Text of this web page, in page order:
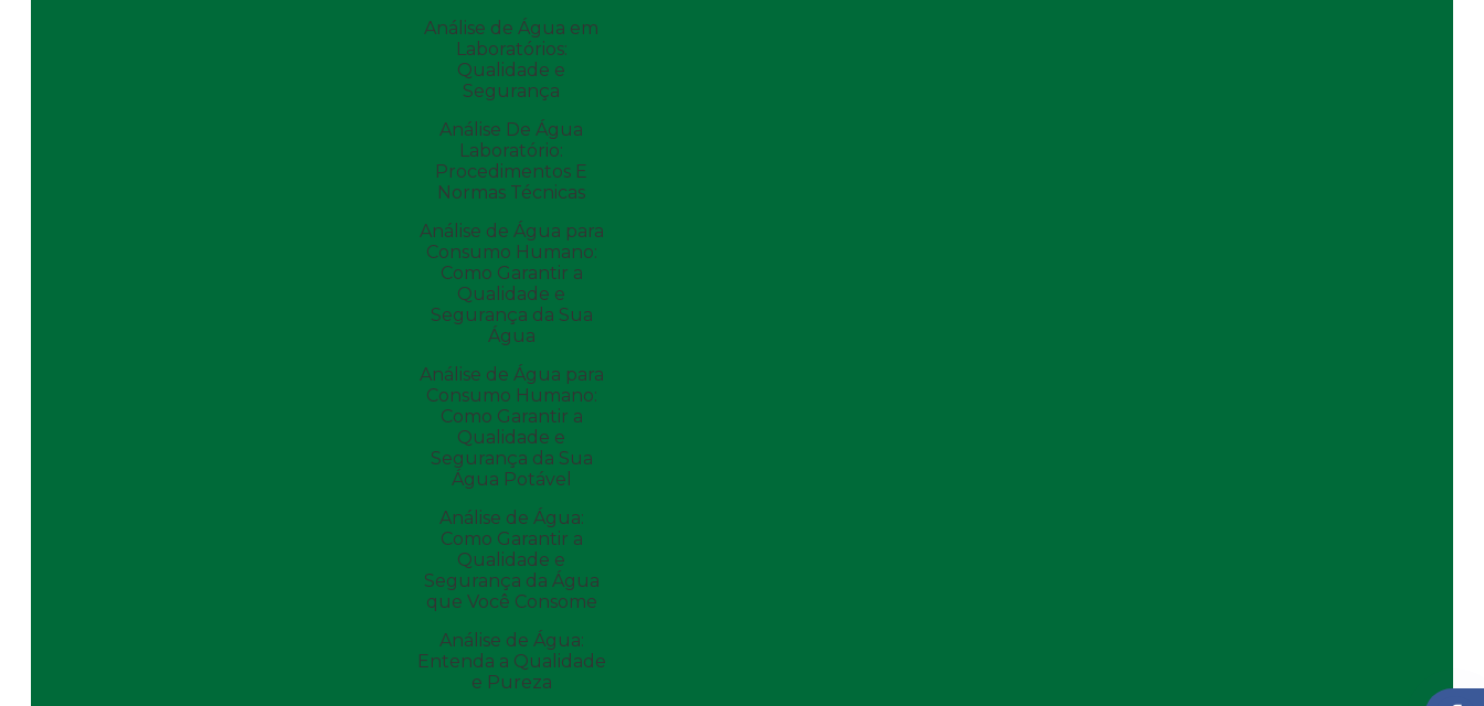
Análise de Água em
Laboratórios:
Qualidade e
Segurança
Análise De Água
Laboratório:
Procedimentos E
Normas Técnicas
Análise de Água para
Consumo Humano:
Como Garantir a
Qualidade e
Segurança da Sua
Água
Análise de Água para
Consumo Humano:
Como Garantir a
Qualidade e
Segurança da Sua
Água Potável
Análise de Água:
Como Garantir a
Qualidade e
Segurança da Água
que Você Consome
Análise de Água:
Entenda a Qualidade
e Pureza